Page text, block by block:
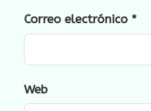
Correo electrónico *
Web